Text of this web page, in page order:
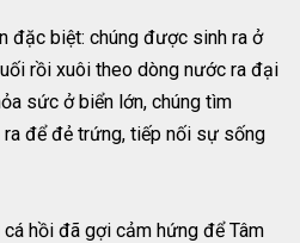
đặc biệt: chúng được sinh ra ở
rồi xuôi theo dòng nước ra đại
sức ở biển lớn, chúng tìm
để đẻ trứng, tiếp nối sự sống
hồi đã gợi cảm hứng để Tâm